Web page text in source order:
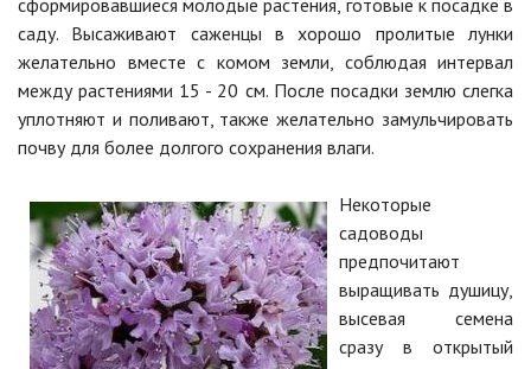
сформировавшиеся молодые растения, готовые к посадке в
саду. Высаживают саженцы в хорошо пролитые лунки
желательно вместе с комом земли, соблюдая интервал
между растениями 15 - 20 см. После посадки землю слегка
уплотняют и поливают, также желательно замульчировать
почву для более долгого сохранения влаги.
Некоторые
садоводы
предпочитают
выращивать душицу,
высевая семена
сразу в открытый